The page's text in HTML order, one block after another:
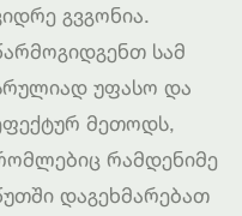
გვგონია.
სამ
უფასო და
მეთოდს,
რამდენიმე
დაგეხმარებათ